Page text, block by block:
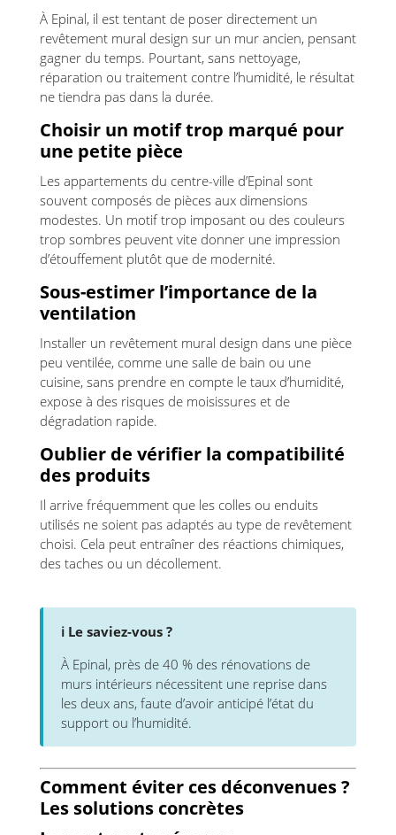
À Epinal, il est tentant de poser directement un
revêtement mural design sur un mur ancien, pensant
gagner du temps. Pourtant, sans nettoyage,
réparation ou traitement contre l’humidité, le résultat
ne tiendra pas dans la durée.
Choisir un motif trop marqué pour
une petite pièce
Les appartements du centre-ville d’Epinal sont
souvent composés de pièces aux dimensions
modestes. Un motif trop imposant ou des couleurs
trop sombres peuvent vite donner une impression
d’étouffement plutôt que de modernité.
Sous-estimer l’importance de la
ventilation
Installer un revêtement mural design dans une pièce
peu ventilée, comme une salle de bain ou une
cuisine, sans prendre en compte le taux d’humidité,
expose à des risques de moisissures et de
dégradation rapide.
Oublier de vérifier la compatibilité
des produits
Il arrive fréquemment que les colles ou enduits
utilisés ne soient pas adaptés au type de revêtement
choisi. Cela peut entraîner des réactions chimiques,
des taches ou un décollement.
ℹ️ Le saviez-vous ?
À Epinal, près de 40 % des rénovations de
murs intérieurs nécessitent une reprise dans
les deux ans, faute d’avoir anticipé l’état du
support ou l’humidité.
Comment éviter ces déconvenues ?
Les solutions concrètes